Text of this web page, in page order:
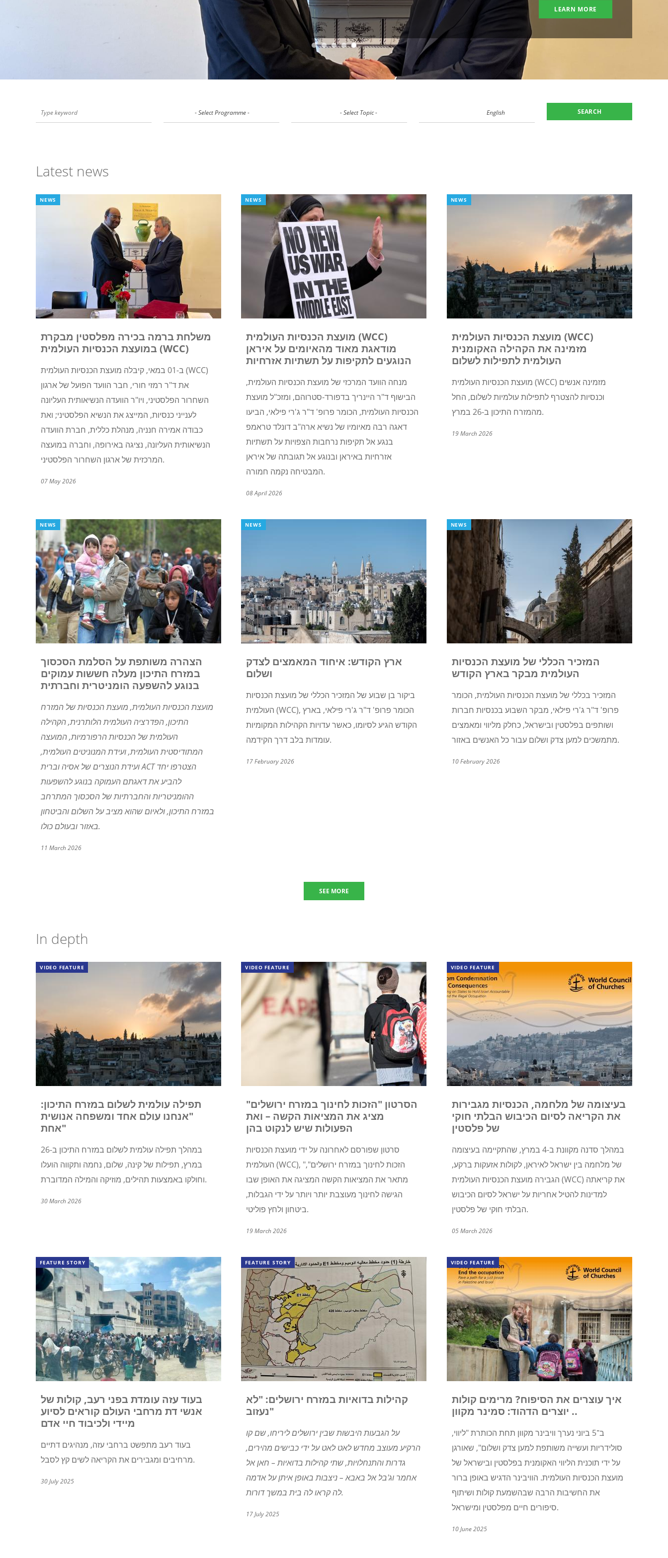
LEARN MORE
- Select Programme - - Select Topic - English
Latest news
NEWS
משלחת ברמה בכירה מפלסטין מבקרת
במועצת הכנסיות העולמית (WCC)
ב-01 במאי, קיבלה מועצת הכנסיות העולמית (WCC)
את ד"ר רמזי חורי, חבר הוועד הפועל של ארגון
השחרור הפלסטיני, ויו"ר הוועדה הנשיאותית העליונה
לענייני כנסיות, המייצג את הנשיא הפלסטיני; ואת
כבודה אמירה חנניה, מנהלת כללית, חברת הוועדה
הנשיאותית העליונה, נציגה באירופה, וחברה במועצה
המרכזית של ארגון השחרור הפלסטיני.
07 May 2026
NEWS
מועצת הכנסיות העולמית (WCC)
מודאגת מאוד מהאיומים על איראן
הנוגעים לתקיפות על תשתיות אזרחיות
מנחה הוועד המרכזי של מועצת הכנסיות העולמית,
הבישוף ד"ר היינריך בדפורד-סטרוהם, ומזכ"ל מועצת
הכנסיות העולמית, הכומר פרופ' ד"ר ג'רי פילאי, הביעו
דאגה רבה מאיומיו של נשיא ארה"ב דונלד טראמפ
בנגע אל תקיפות נרחבות הצפויות על תשתיות
אזרחיות באיראן ובנוגע אל תגובתה של איראן
המבטיחה נקמה חמורה.
08 April 2026
NEWS
מועצת הכנסיות העולמית (WCC)
מזמינה את הקהילה האקומנית
העולמית לתפילות לשלום
מועצת הכנסיות העולמית (WCC) מזמינה אנשים
וכנסיות להצטרף לתפילות עולמיות לשלום, החל
מהמזרח התיכון ב-26 במרץ.
19 March 2026
NEWS
הצהרה משותפת על הסלמת הסכסוך
במזרח התיכון מעלה חששות עמוקים
בנוגע להשפעה הומניטרית וחברתית
מועצת הכנסיות העולמית, מועצת הכנסיות של המזרח
התיכון, הפדרציה העולמית הלותרנית, הקהילה
העולמית של הכנסיות הרפורמיות, המועצה
המתודיסטית העולמית, ועידת המנוניטים העולמית,
ועידת הנוצרים של אסיה ובריתACTהצטרפו יחד
להביע את דאגתם העמוקה בנוגע להשפעות
ההומניטריות והחברתיות של הסכסוך המתרחב
במזרח התיכון, ולאיום שהוא מציב על השלום והביטחון
באזור ובעולם כולו.
11 March 2026
NEWS
ארץ הקודש: איחוד המאמצים לצדק
ושלום
ביקור בן שבוע של המזכיר הכללי של מועצת הכנסיות
העולמית (WCC), הכומר פרופ' ד"ר ג'רי פילאי, בארץ
הקודש הגיע לסיומו, כאשר עדויות הקהילות המקומיות
עומדות בלב דרך הקידמה.
17 February 2026
NEWS
המזכיר הכללי של מועצת הכנסיות
העולמית מבקר בארץ הקודש
המזכיר בכללי של מועצת הכנסיות העולמית, הכומר
פרופ' ד"ר ג'רי פילאי, מבקר השבוע בכנסיות חברות
ושותפים בפלסטין ובישראל, כחלק מליווי ומאמצים
מתמשכים למען צדק ושלום עבור כל האנשים באזור.
10 February 2026
SEE MORE
In depth
VIDEO FEATURE
תפילה עולמית לשלום במזרח התיכון:
"אנחנו עולם אחד ומשפחה אנושית
אחת"
במהלך תפילה עולמית לשלום במזרח התיכון ב-26
במרץ, תפילות של קינה, שלום, נחמה ותקווה הועלו
וחולקו באמצעות תהילים, מוזיקה והמילה המדוברת.
30 March 2026
VIDEO FEATURE
הסרטון "הזכות לחינוך במזרח ירושלים"
מציג את המציאות הקשה – ואת
הפעולות שיש לנקוט בהן
סרטון שפורסם לאחרונה על ידי מועצת הכנסיות
העולמית (WCC), "הזכות לחינוך במזרח ירושלים",
מתאר את המציאות הקשה המציגה את האופן שבו
הגישה לחינוך מעוצבת יותר ויותר על ידי הגבלות,
ביטחון ולחץ פוליטי.
19 March 2026
VIDEO FEATURE
בעיצומה של מלחמה, הכנסיות מגבירות
את הקריאה לסיום הכיבוש הבלתי חוקי
של פלסטין
במהלך סדנה מקוונת ב-4 במרץ, שהתקיימה בעיצומה
של מלחמה בין ישראל לאיראן, לקולות אזעקות ברקע,
הגבירה מועצת הכנסיות העולמית (WCC) את קריאתה
למדינות להטיל אחריות על ישראל לסיום הכיבוש
הבלתי חוקי של פלסטין.
05 March 2026
FEATURE STORY
בעוד עזה עומדת בפני רעב, קולות של
אנשי דת מרחבי העולם קוראים לסיוע
מיידי ולכיבוד חיי אדם
בעוד רעב מתפשט ברחבי עזה, מנהיגים דתיים
מרחיבים ומגבירים את הקריאה לשים קץ לסבל.
30 July 2025
FEATURE STORY
קהילות בדואיות במזרח ירושלים: "לא
נעזוב"
על הגבעות היבשות שבין ירושלים ליריחו, שם קו
הרקיע מעוצב מחדש לאט לאט על ידי כבישים מהירים,
גדרות והתנחלויות, שתי קהילות בדואיות – חאן אל
אחמר וג'בל אל באבא – ניצבות באופן איתן על אדמה
לה קראו לה בית במשך דורות.
17 July 2025
VIDEO FEATURE
איך עוצרים את הסיפוח? מרימים קולות
.. יוצרים הדהוד: סמינר מקוון
ב־5 ביוני נערך וויבינר מקוון תחת הכותרת "ליווי,
סולידריות ועשייה משותפת למען צדק ושלום", שאורגן
על ידי תוכנית הליווי האקומנית בפלסטין ובישראל של
מועצת הכנסיות העולמית. הוויבינר הדגיש באופן ברור
את החשיבות הרבה שבהשמעת קולות ושיתוף
סיפורים חיים מפלסטין ומישראל.
10 June 2025